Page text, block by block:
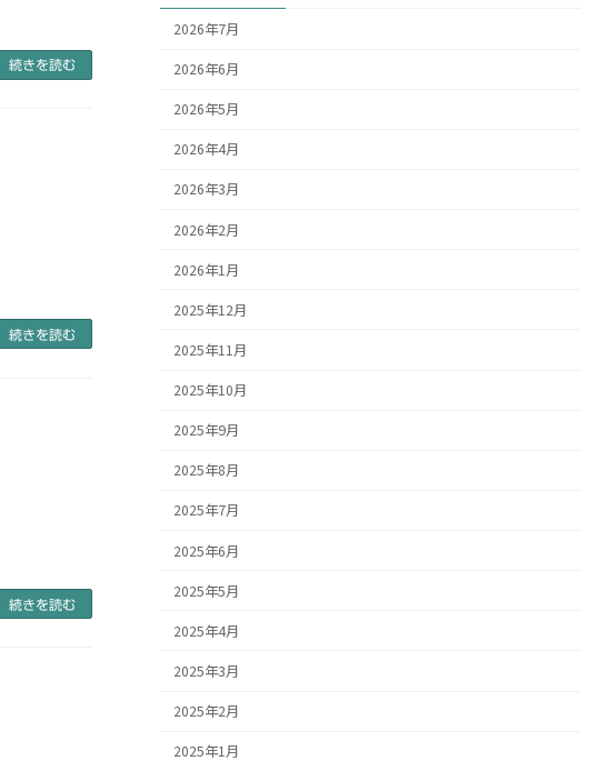
続きを読む
続きを読む
続きを読む
2026年7月
2026年6月
2026年5月
2026年4月
2026年3月
2026年2月
2026年1月
2025年12月
2025年11月
2025年10月
2025年9月
2025年8月
2025年7月
2025年6月
2025年5月
2025年4月
2025年3月
2025年2月
2025年1月